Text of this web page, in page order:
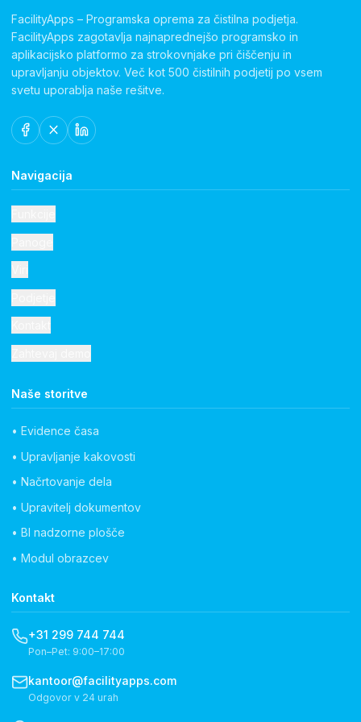
FacilityApps – Programska oprema za čistilna podjetja.
FacilityApps zagotavlja najnaprednejšo programsko in
aplikacijsko platformo za strokovnjake pri čiščenju in
upravljanju objektov. Več kot 500 čistilnih podjetij po vsem
svetu uporablja naše rešitve.
Navigacija
Naše storitve
• Evidence časa
• Upravljanje kakovosti
• Načrtovanje dela
• Upravitelj dokumentov
• BI nadzorne plošče
• Modul obrazcev
Kontakt
+31 299 744 744
Pon–Pet: 9:00–17:00
kantoor@facilityapps.com
Odgovor v 24 urah